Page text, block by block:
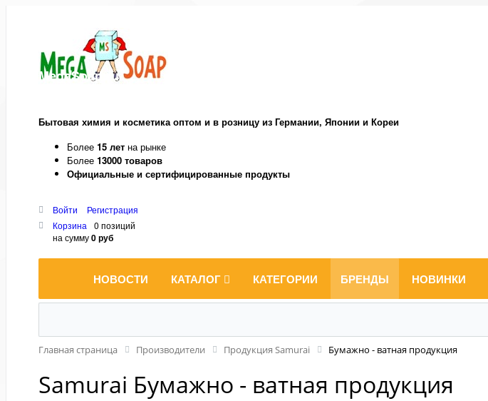
MegaSoap.ru
Бытовая химия и косметика оптом и в розницу из Германии, Японии и Кореи
Более 15 лет на рынке
Более 13000 товаров
Официальные и сертифицированные продукты
Войти
Регистрация
Корзина
0 позиций
на сумму0 руб
НОВОСТИ КАТАЛОГ КАТЕГОРИИ БРЕНДЫ НОВИНКИ
Главная страница Производители Продукция Samurai Бумажно - ватная продукция
Samurai Бумажно - ватная продукция